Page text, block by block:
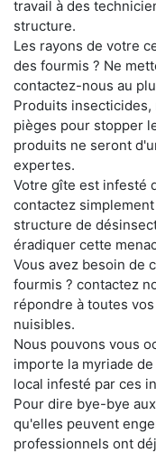
travail à des
structure.
Les rayons de votre
des fourmis ? Ne
contactez-nous au
Produits
pièges pour stopper
produits ne seront
expertes.
Votre gîte est infesté
contactez
structure de
éradiquer cette
Vous avez besoin de
fourmis ? contactez
répondre à toutes
nuisibles.
Nous pouvons vous
importe la myriade
local infesté par ces
Pour dire bye-bye
qu'elles peuvent
professionnels ont